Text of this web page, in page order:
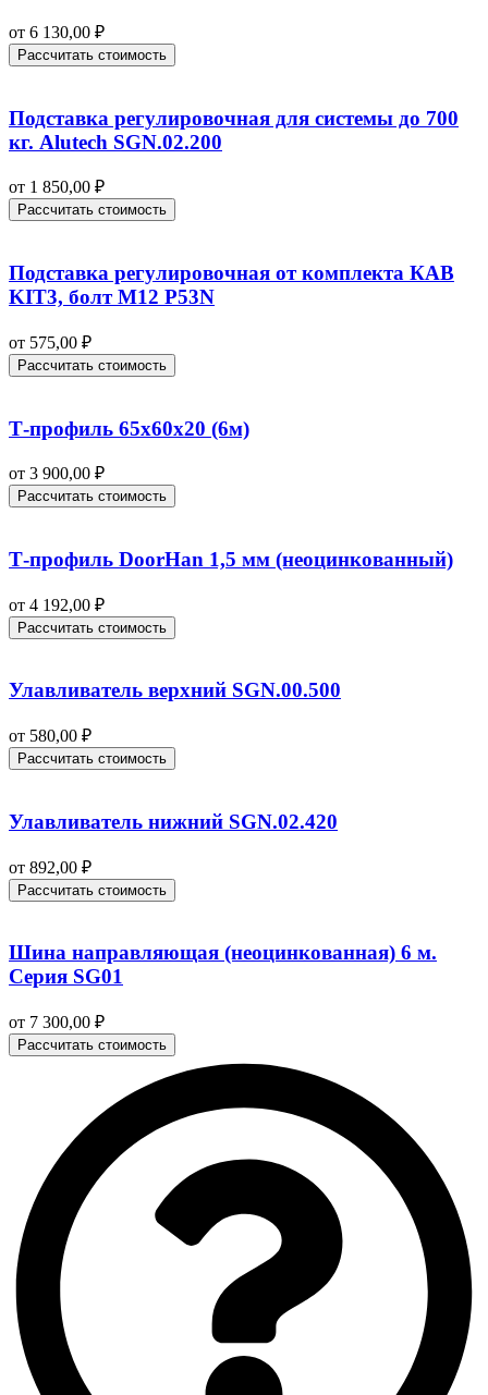
от 6 130,00 ₽
Рассчитать стоимость
Подставка регулировочная для системы до 700
кг. Alutech SGN.02.200
от 1 850,00 ₽
Рассчитать стоимость
Подставка регулировочная от комплекта КАВ
KIT3, болт М12 P53N
от 575,00 ₽
Рассчитать стоимость
Т-профиль 65х60х20 (6м)
от 3 900,00 ₽
Рассчитать стоимость
Т-профиль DoorHan 1,5 мм (неоцинкованный)
от 4 192,00 ₽
Рассчитать стоимость
Улавливатель верхний SGN.00.500
от 580,00 ₽
Рассчитать стоимость
Улавливатель нижний SGN.02.420
от 892,00 ₽
Рассчитать стоимость
Шина направляющая (неоцинкованная) 6 м.
Серия SG01
от 7 300,00 ₽
Рассчитать стоимость